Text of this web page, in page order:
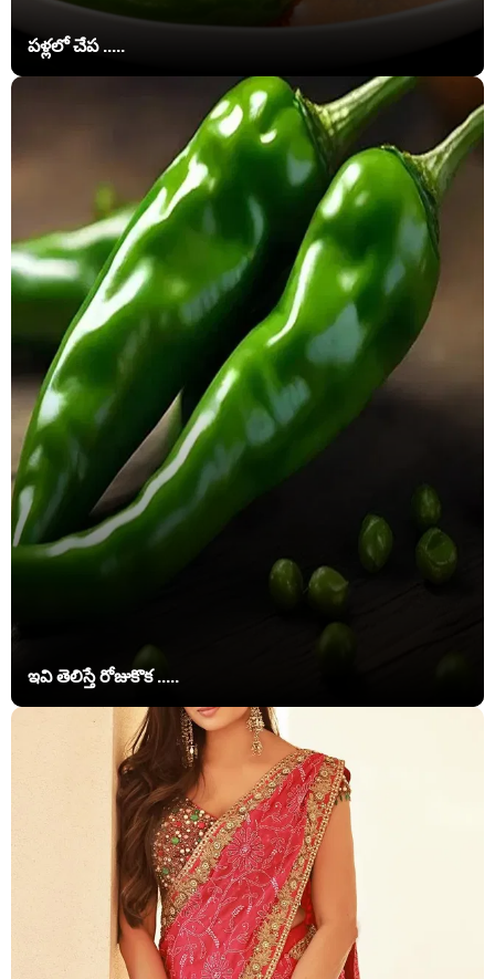
పళ్లలో చేప .....
ఇవి తెలిస్తే రోజుకొక .....